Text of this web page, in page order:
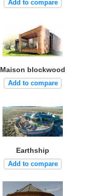
Add to compare
Maison blockwood
Add to compare
Earthship
Add to compare